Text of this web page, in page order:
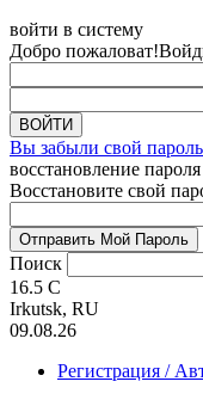
войти в систему
Добро пожаловат!
Вы забыли свой
восстановление пароля
Восстановите свой
Поиск
16.5 C
Irkutsk, RU
09.08.26
Регистрация /